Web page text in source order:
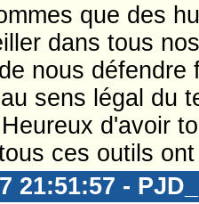
que des
dans tous
nous
sens légal du
d'avoir
ces outils
21:51:57 -